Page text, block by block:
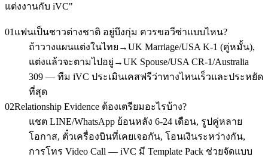
แต่งงานกับ iVC"
01 แฟนเป็นชาวต่างชาติ อยู่บึงกุ่ม ควรขอวีซ่าแบบไหน?
ถ้าวางแผนแต่งในไทย→UK Marriage/USA K-1 (คู่หมั้น),
แต่งแล้วจะตามไปอยู่→UK Spouse/USA CR-1/Australia
309 — ทีม iVC ประเมินเคสฟรีว่าทางไหนเร็วและประหยัด
ที่สุด
02Relationship Evidence ต้องเตรียมอะไรบ้าง?
แชต LINE/WhatsApp ย้อนหลัง 6-24 เดือน, รูปคู่หลาย
โอกาส, ตั๋วเครื่องบินที่เคยเจอกัน, โอนเงินระหว่างกัน,
การโทร Video Call — iVC มี Template Pack ช่วยจัดแบบ